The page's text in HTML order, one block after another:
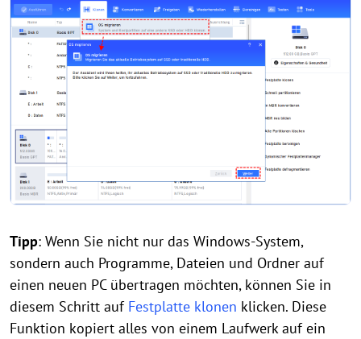
Tipp: Wenn Sie nicht nur das Windows-System,
sondern auch Programme, Dateien und Ordner auf
einen neuen PC übertragen möchten, können Sie in
diesem Schritt auf Festplatte klonen klicken. Diese
Funktion kopiert alles von einem Laufwerk auf ein